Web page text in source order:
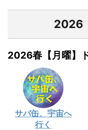
2026
2026春【月曜】
サバ缶、宇宙へ
行く